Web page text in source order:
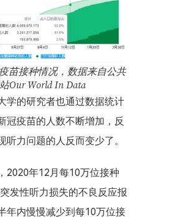
苗接种情况，数据来自公共
Our World In Data
学的研究者也通过数据统计
冠疫苗的人数不断增加，反
听力问题的人反而变少了。
2020年12月每10万位接种
发性听力损失的不良反应报
年内慢慢减少到每10万位接